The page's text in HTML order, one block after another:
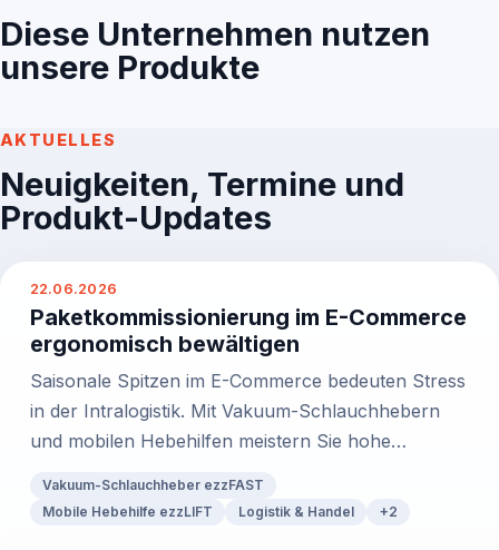
Diese Unternehmen nutzen
unsere Produkte
AKTUELLES
Neuigkeiten, Termine und
Produkt-Updates
22.06.2026
Paketkommissionierung im E-Commerce
ergonomisch bewältigen
Saisonale Spitzen im E-Commerce bedeuten Stress
in der Intralogistik. Mit Vakuum-Schlauchhebern
und mobilen Hebehilfen meistern Sie hohe
Vakuum-Schlauchheber ezzFAST
Mobile Hebehilfe ezzLIFT
Logistik & Handel +2